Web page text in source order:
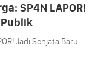
SP4N LAPOR!
Jadi Senjata Baru